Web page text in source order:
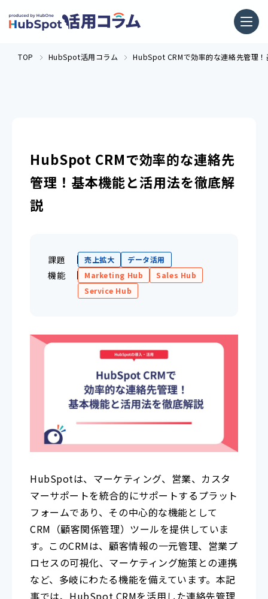
TOP HubSpot活用コラム HubSpot CRMで効率的な連絡先管理
HubSpot CRMで効率的な連絡先
管理！基本機能と活用法を徹底解
説
課題 売上拡大 データ活用
機能 Marketing Hub
Sales Hub
Service Hub
HubSpotは、マーケティング、営業、カスタ
マーサポートを統合的にサポートするプラット
フォームであり、その中心的な機能として
CRM（顧客関係管理）ツールを提供していま
す。このCRMは、顧客情報の一元管理、営業プ
ロセスの可視化、マーケティング施策との連携
など、多岐にわたる機能を備えています。本記
事では、HubSpot CRMを活用した連絡先管理